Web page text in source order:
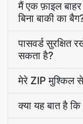
मैं एक फ़ाइल
बिना बाकी का
पासवर्ड सुरक्षित
सकता है?
मेरे ZIP मुश्किल से
क्या यह बात है